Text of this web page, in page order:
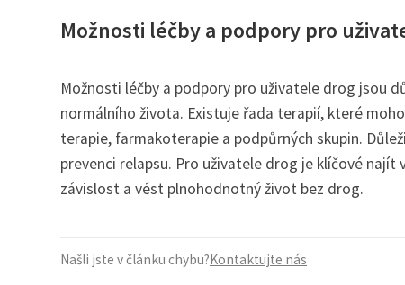
Možnosti léčby a podpory pro
Možnosti léčby a podpory pro uživatele drog jsou
normálního života. Existuje řada terapií, které
terapie, farmakoterapie a podpůrných skupin.
prevenci relapsu. Pro uživatele drog je klíčové
závislost a vést plnohodnotný život bez drog.
Našli jste v článku chybu?Kontaktujte nás